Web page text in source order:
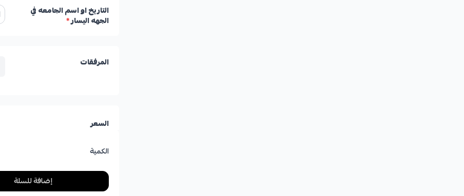
التاريخ او اسم الجامعه في
الجهه اليسار*
المرفقات
السعر
الكمية
إضافة للسلة